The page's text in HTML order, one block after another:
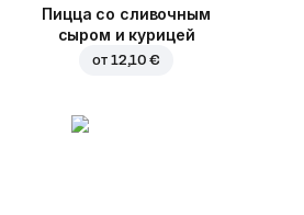
Пицца со сливочным
сыром и курицей
от 12,10 €